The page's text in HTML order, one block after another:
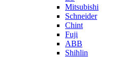
Mitsubishi
Schneider
Chint
Fuji
ABB
Shihlin